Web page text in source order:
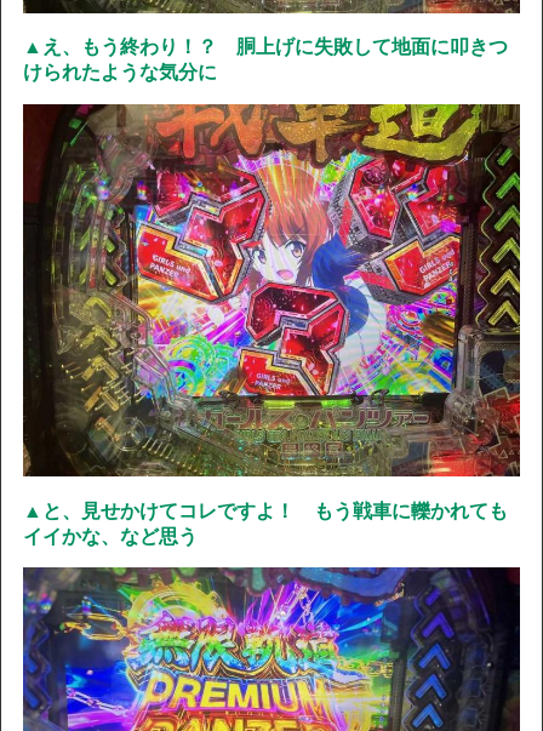
▲え、もう終わり！？ 胴上げに失敗して地面に叩きつ
けられたような気分に
▲と、見せかけてコレですよ！ もう戦車に轢かれても
イイかな、など思う